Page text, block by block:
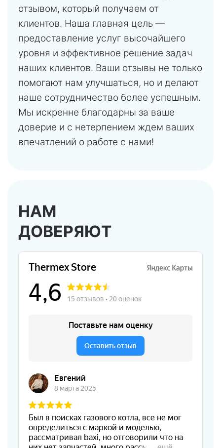
отзывом, который получаем от
клиентов. Наша главная цель —
предоставление услуг высочайшего
уровня и эффективное решение задач
наших клиентов. Ваши отзывы не только
помогают нам улучшаться, но и делают
наше сотрудничество более успешным.
Мы искренне благодарны за ваше
доверие и с нетерпением ждем ваших
впечатлений о работе с нами!
НАМ
ДОВЕРЯЮТ